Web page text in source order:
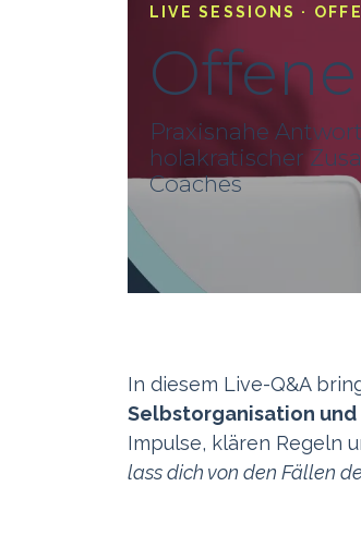
LIVE SESSIONS ·
Praxisnahe
holakratischer
Coaches
In diesem Live-Q&A
Selbstorganisation
Impulse, klären Regeln
lass dich von den Fällen